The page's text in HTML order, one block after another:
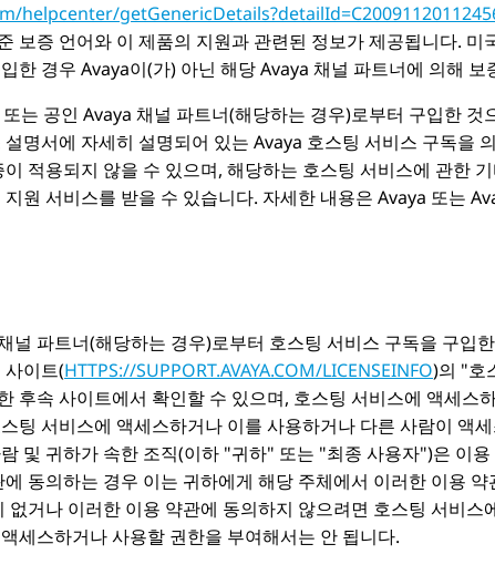
helpcenter/
보증 언어와 이 제품의 지원과 관련된 정보가 제공됩니다. 미
한 경우 Avaya이(가) 아닌 해당Avaya 채널 파트너에 의해 보
또는 공인 Avaya 채널 파트너(해당하는 경우)로부터 구입한 것
명서에 자세히 설명되어 있는 Avaya 호스팅 서비스 구독을
적용되지 않을 수 있으며, 해당하는 호스팅 서비스에 관한
원 서비스를 받을 수 있습니다. 자세한 내용은 Avaya 또는
널 파트너(해당하는 경우)로부터 호스팅 서비스 구독을 구입
이트(HTTPS://SUPPORT.AVAYA.COM/LICENSEINFO)의
호
후속 사이트에서 확인할 수 있으며, 호스팅 서비스에 액세스
팅 서비스에 액세스하거나 이를 사용하거나 다른 사람이 액
및 귀하가 속한 조직(이하 귀하 또는 최종 사용자 )은 이
동의하는 경우 이는 귀하에게 해당 주체에서 이러한 이용
없거나 이러한 이용 약관에 동의하지 않으려면 호스팅 서비스
세스하거나 사용할 권한을 부여해서는 안 됩니다.